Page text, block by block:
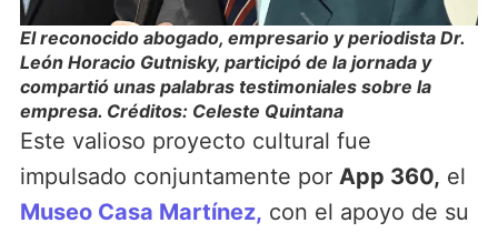
El reconocido abogado, empresario y periodista Dr.
León Horacio Gutnisky, participó de la jornada y
compartió unas palabras testimoniales sobre la
empresa. Créditos: Celeste Quintana
Este valioso proyecto cultural fue
impulsado conjuntamente por App 360, el
Museo Casa Martínez, con el apoyo de su